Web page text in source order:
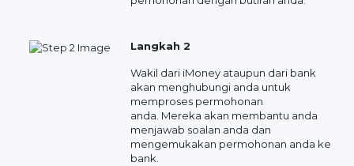
Langkah 2
Wakil dari iMoney ataupun dari bank
akan menghubungi anda untuk
memproses permohonan
anda. Mereka akan membantu anda
menjawab soalan anda dan
mengemukakan permohonan anda ke
bank.